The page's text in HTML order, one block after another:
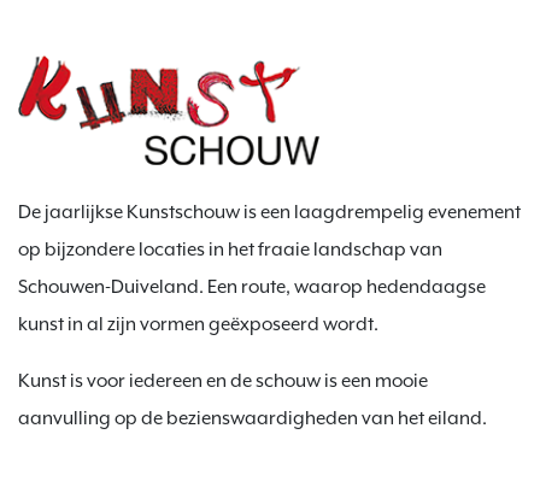
De jaarlijkse Kunstschouw is een laagdrempelig evenement
op bijzondere locaties in het fraaie landschap van
Schouwen-Duiveland. Een route, waarop hedendaagse
kunst in al zijn vormen geëxposeerd wordt.
Kunst is voor iedereen en de schouw is een mooie
aanvulling op de bezienswaardigheden van het eiland.